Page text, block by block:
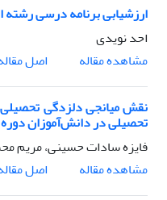
ارزشیابی برنامه‌ درسی
احد نویدی
مشاهده مقاله
اصل
نقش میانجی دلزدگی
تحصیلی در دانش‌آموزان
فایزه سادات حسینی، مریم
مشاهده مقاله
اصل